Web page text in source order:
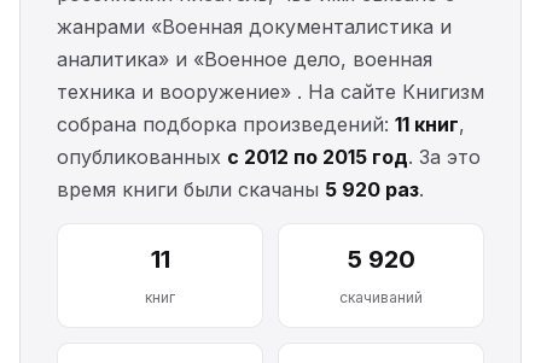
жанрами «Военная документалистика и
аналитика» и «Военное дело, военная
техника и вооружение» . На сайте Книгизм
собрана подборка произведений: 11 книг,
опубликованных с 2012 по 2015 год. За это
время книги были скачаны 5 920 раз.
11
книг
5 920
скачиваний